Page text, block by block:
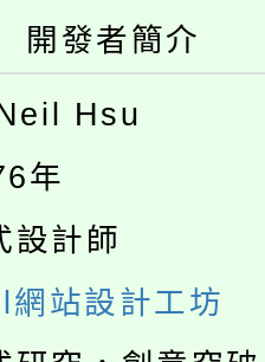
溝通分析基
生輔導中心
輔導、社會
名參加。
政府辦理
短影音徵選
及活動海報
加。
學年度學生
助參觀特色
施計畫」
教育部表揚
貢獻獎」
學年度第
師甄選結果(
開發者簡介
Hsu
年
設計師
網站設計工坊